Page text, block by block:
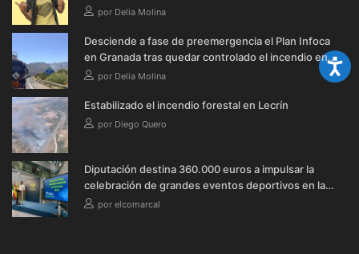
por Delia Molina
Desciende a fase de preemergencia el Plan Infoca
en Granada tras quedar controlado el incendio en
Lecrínpor Delia Molina
Estabilizado el incendio forestal en Lecrín
por Diego Quero
Diputación destina 360.000 euros a impulsar la
celebración de grandes eventos deportivos en la
provincia durante 2026
por elcomarcal